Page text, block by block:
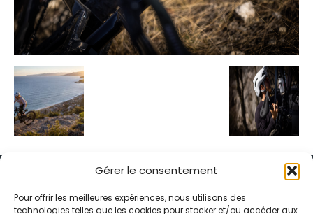
Gérer le consentement
Pour offrir les meilleures expériences, nous utilisons des
technologies telles que les cookies pour stocker et/ou accéder aux